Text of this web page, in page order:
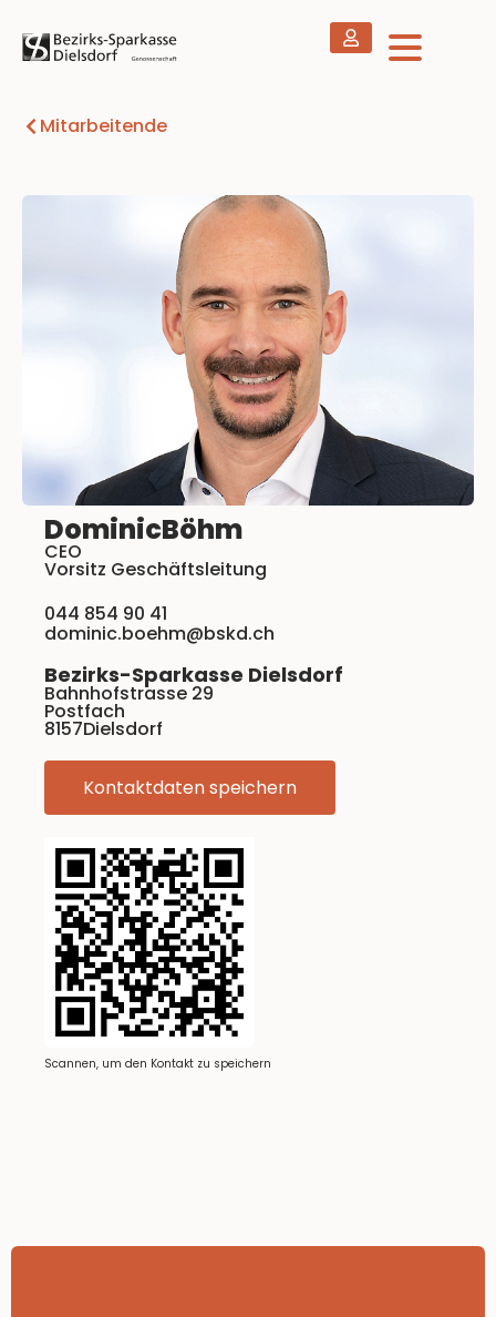
Mitarbeitende
DominicBöhm
CEO
Vorsitz Geschäftsleitung
044 854 90 41
dominic.boehm@bskd.ch
Bezirks-Sparkasse Dielsdorf
Bahnhofstrasse 29
Postfach
8157Dielsdorf
Kontaktdaten speichern
Scannen, um den Kontakt zu speichern